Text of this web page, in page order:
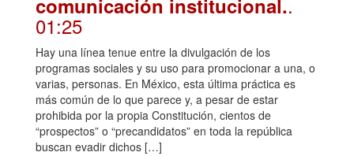
comunicación institucional.
01:25
Hay una línea tenue entre la divulgación de los
programas sociales y su uso para promocionar a una, o
varias, personas. En México, esta última práctica es
más común de lo que parece y, a pesar de estar
prohibida por la propia Constitución, cientos de
“prospectos” o “precandidatos” en toda la república
buscan evadir dichos […]